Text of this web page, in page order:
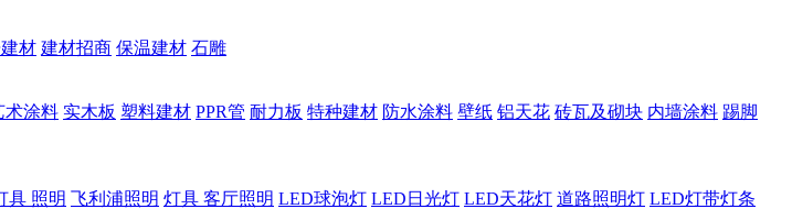
材 建材招商 保温建材 石雕
术涂料 实木板 塑料建材 PPR管 耐力板 特种建材 防水涂料 壁纸 铝天花 砖瓦及砌块 内墙涂料 踢脚
具 照明 飞利浦照明 灯具 客厅照明 LED球泡灯 LED日光灯 LED天花灯 道路照明灯 LED灯带灯条